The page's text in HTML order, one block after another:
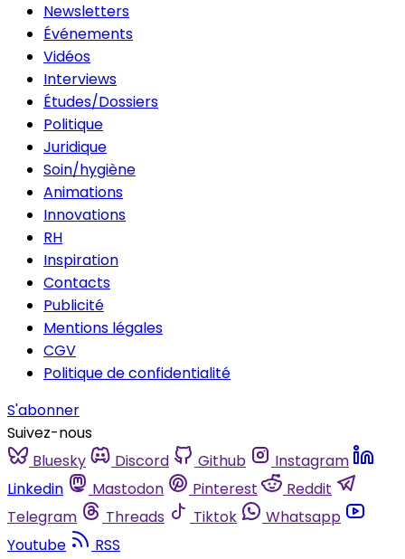
Newsletters
Événements
Vidéos
Interviews
Études/Dossiers
Politique
Juridique
Soin/hygiène
Animations
Innovations
RH
Inspiration
Contacts
Publicité
Mentions légales
CGV
Politique de confidentialité
S'abonner
Suivez-nous
Bluesky
Discord Github
Instagram
Linkedin
Mastodon Pinterest
Reddit
Telegram
Threads Tiktok
Whatsapp
Youtube
RSS